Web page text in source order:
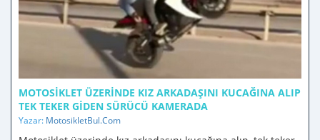
MOTOSIKLET ÜZERINDE KIZ ARKADAŞINI KUCAĞINA ALIP
TEK TEKER GIDEN SÜRÜCÜ KAMERADA
Yazar: MotosikletBul.Com